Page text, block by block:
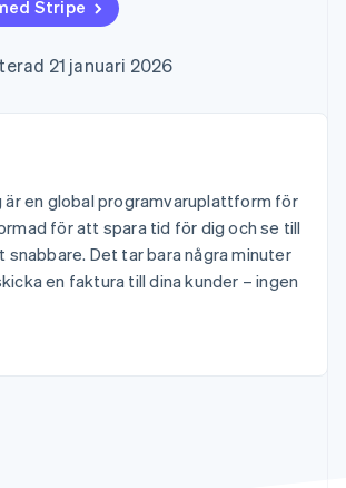
Stripe Sigma
rapporter
härnäst
Plattformar
Kreatörsekonomi
Spel
Besöksnäring, resor
och fritid
Försäkringsbolag
Media och
Offentlig sektor
Erbjud
fakturering
Utfärda stablecoin-
Tillhandahåll och
Resurser
Appintegrationer
Företag
Sessions årliga
Karriärer
Kontakt
Kontakta säljteamet
Stripe
21 januari 2026
är en global programvaruplattform för
för att spara tid för dig och se till
Det tar bara några minuter
en faktura till dina kunder – ingen